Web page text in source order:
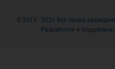
© 2015 - 2026 Все права
Разработка и поддержка